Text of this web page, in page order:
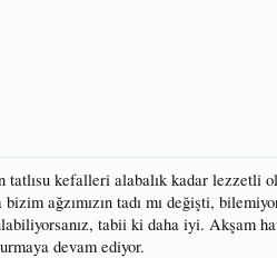
kefalleri alabalık kadar lezzetli
ağzımızın tadı mı değişti,
tabii ki daha iyi. Akşam
devam ediyor.